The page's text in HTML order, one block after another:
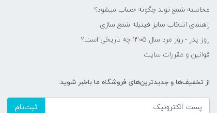
محاسبه شمع تولد چگونه حساب میشود؟
راهنمای انتخاب سایز فیتیله شمع سازی
روز پدر - روز مرد سال 1405 چه تاریخی است؟
قوانین و مقررات سایت
از تخفیف‌ها و جدیدترین‌های فروشگاه ما باخبر شوید:
ثبت‌نام